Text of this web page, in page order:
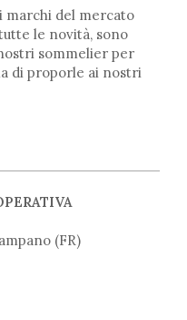
marchi del mercato
le novità, sono
sommelier per
di proporle ai nostri
(FR)